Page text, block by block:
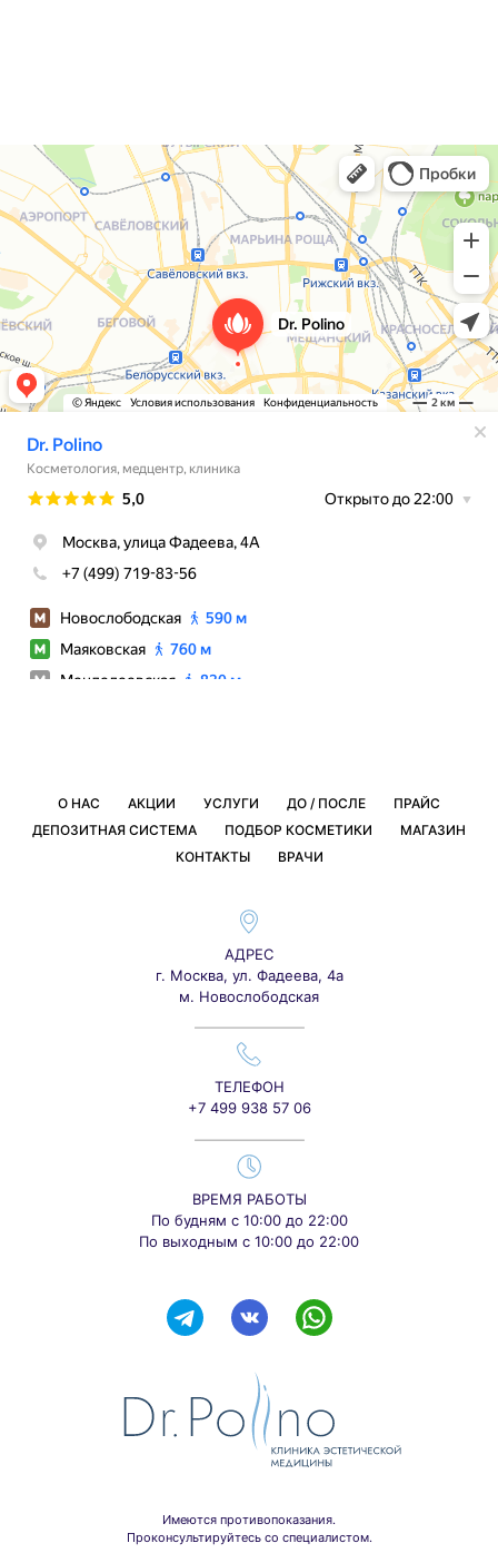
О НАС АКЦИИ УСЛУГИ ДО / ПОСЛЕ
ПРАЙС
ДЕПОЗИТНАЯ СИСТЕМА
ПОДБОР КОСМЕТИКИ
МАГАЗИН
КОНТАКТЫ
ВРАЧИ
АДРЕС
г. Москва, ул. Фадеева, 4а
м. Новослободская
ТЕЛЕФОН
+7 499 938 57 06
ВРЕМЯ РАБОТЫ
По будням с 10:00 до 22:00
По выходным с 10:00 до 22:00
Имеются противопоказания.
Проконсультируйтесь со специалистом.